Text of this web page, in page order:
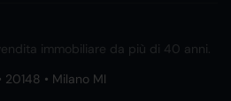
immobiliare da più di 40 anni.
20148 • Milano MI